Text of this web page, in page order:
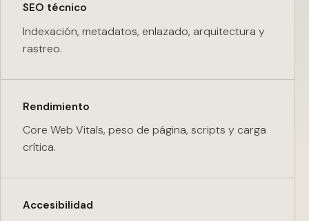
SEO técnico
Indexación, metadatos, enlazado, arquitectura y
rastreo.
Rendimiento
Core Web Vitals, peso de página, scripts y carga
crítica.
Accesibilidad